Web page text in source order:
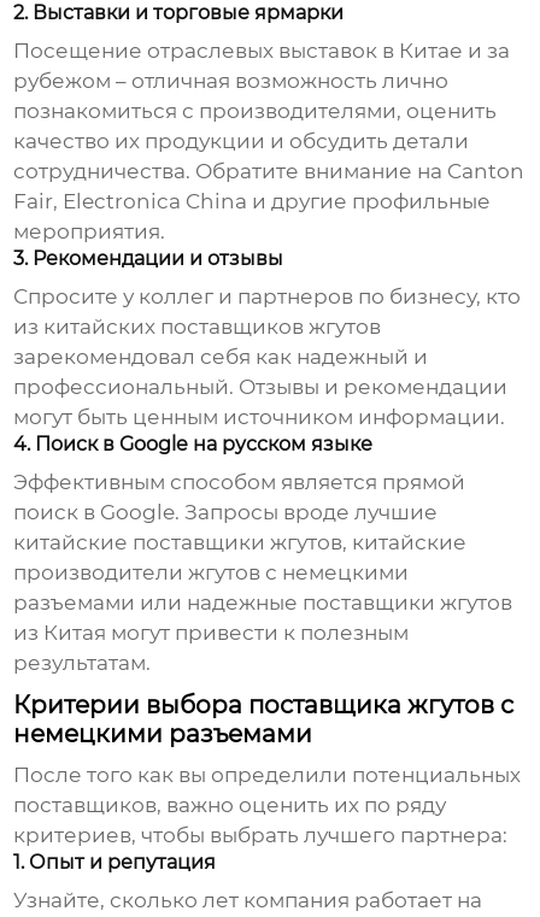
2. Выставки и торговые ярмарки
Посещение отраслевых выставок в Китае и за
рубежом – отличная возможность лично
познакомиться с производителями, оценить
качество их продукции и обсудить детали
сотрудничества. Обратите внимание на Canton
Fair, Electronica China и другие профильные
мероприятия.
3. Рекомендации и отзывы
Спросите у коллег и партнеров по бизнесу, кто
из китайских поставщиков жгутов
зарекомендовал себя как надежный и
профессиональный. Отзывы и рекомендации
могут быть ценным источником информации.
4. Поиск в Google на русском языке
Эффективным способом является прямой
поиск в Google. Запросы вроде лучшие
китайские поставщики жгутов, китайские
производители жгутов с немецкими
разъемами или надежные поставщики жгутов
из Китая могут привести к полезным
результатам.
Критерии выбора поставщика жгутов с
немецкими разъемами
После того как вы определили потенциальных
поставщиков, важно оценить их по ряду
критериев, чтобы выбрать лучшего партнера:
1. Опыт и репутация
Узнайте, сколько лет компания работает на